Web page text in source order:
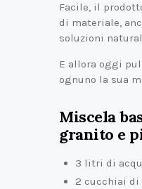
Facile, il
di materiale,
soluzioni
E allora oggi
ognuno la sua
Miscela
granito e
3 litri di
2 cucchiai di